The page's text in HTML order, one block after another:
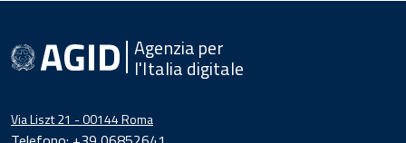
Agenzia per
l'Italia digitale
Via Liszt 21 - 00144 Roma